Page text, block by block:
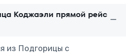
Коджаэли прямой рейс
из Подгорицы с